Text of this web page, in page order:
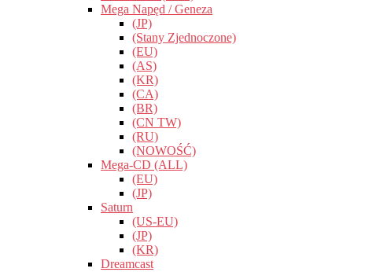
Mega Napęd / Geneza
(JP)
(Stany Zjednoczone)
(EU)
(AS)
(KR)
(CA)
(BR)
(CN TW)
(RU)
(NOWOŚĆ)
Mega-CD (ALL)
(EU)
(JP)
Saturn
(US-EU)
(JP)
(KR)
Dreamcast